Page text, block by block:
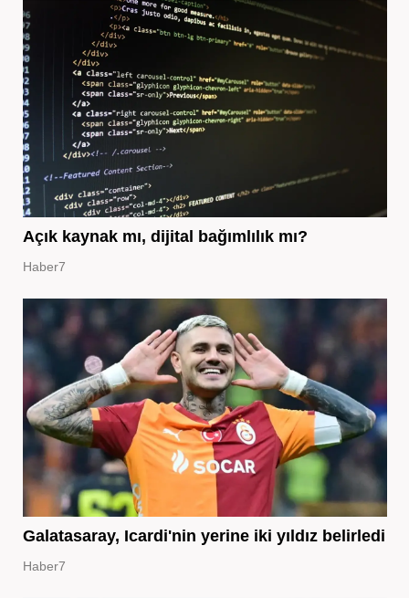
Açık kaynak mı, dijital bağımlılık mı?
Haber7
Galatasaray, Icardi'nin yerine iki yıldız belirledi
Haber7